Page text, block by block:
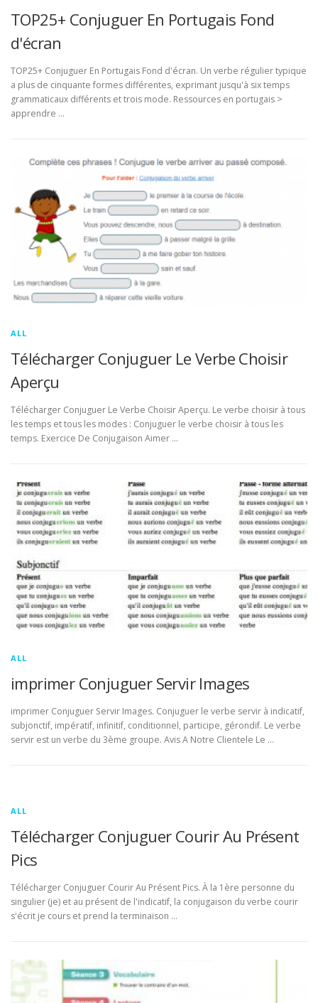
TOP25+ Conjuguer En Portugais Fond
d'écran
TOP25+ Conjuguer En Portugais Fond d'écran. Un verbe régulier typique
a plus de cinquante formes différentes, exprimant jusqu'à six temps
grammaticaux différents et trois mode. Ressources en portugais >
apprendre …
ALL
Télécharger Conjuguer Le Verbe Choisir
Aperçu
Télécharger Conjuguer Le Verbe Choisir Aperçu. Le verbe choisir à tous
les temps et tous les modes : Conjuguer le verbe choisir à tous les
temps. Exercice De Conjugaison Aimer …
ALL
imprimer Conjuguer Servir Images
imprimer Conjuguer Servir Images. Conjuguer le verbe servir à indicatif,
subjonctif, impératif, infinitif, conditionnel, participe, gérondif. Le verbe
servir est un verbe du 3ème groupe. Avis A Notre Clientele Le …
ALL
Télécharger Conjuguer Courir Au Présent
Pics
Télécharger Conjuguer Courir Au Présent Pics. À la 1ère personne du
singulier (je) et au présent de l'indicatif, la conjugaison du verbe courir
s'écrit je cours et prend la terminaison …